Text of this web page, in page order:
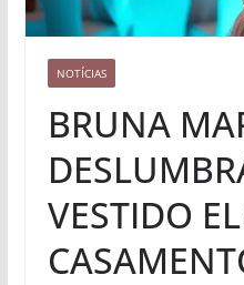
NOTÍCIAS
BRUNA
VESTIDO